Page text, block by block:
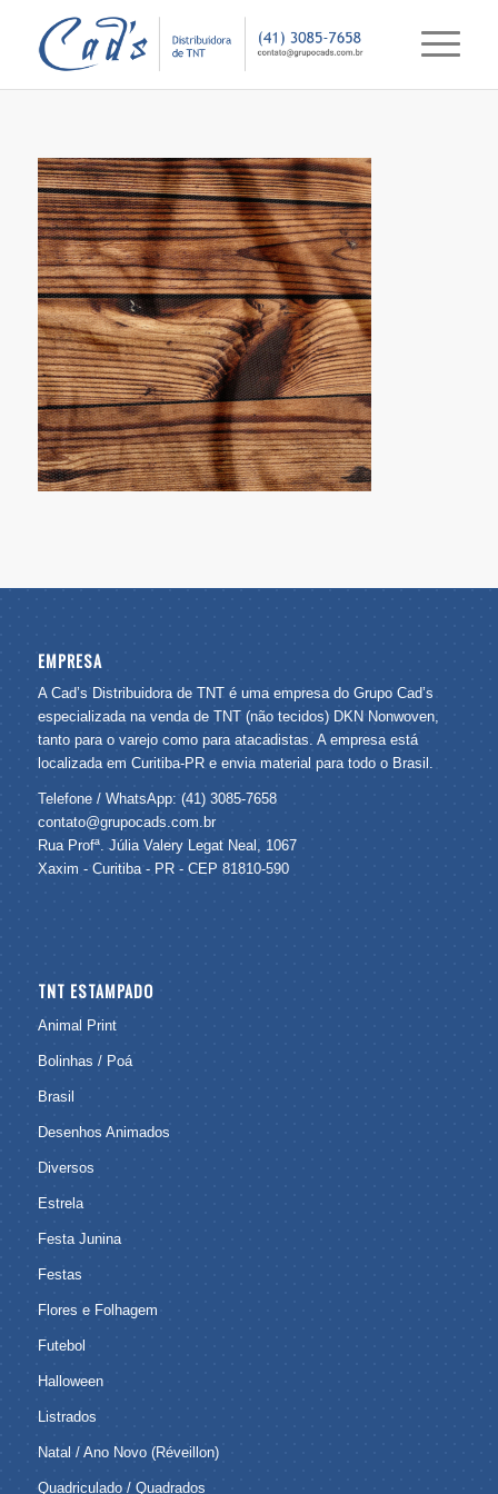
EMPRESA
A Cad’s Distribuidora de TNT é uma empresa do Grupo Cad’s
especializada na venda de TNT (não tecidos) DKN Nonwoven,
tanto para o varejo como para atacadistas. A empresa está
localizada em Curitiba-PR e envia material para todo o Brasil.
Telefone / WhatsApp: (41) 3085-7658
contato@grupocads.com.br
Rua Profª. Júlia Valery Legat Neal, 1067
Xaxim - Curitiba - PR - CEP 81810-590
TNT ESTAMPADO
Animal Print
Bolinhas / Poá
Brasil
Desenhos Animados
Diversos
Estrela
Festa Junina
Festas
Flores e Folhagem
Futebol
Halloween
Listrados
Natal / Ano Novo (Réveillon)
Quadriculado / Quadrados